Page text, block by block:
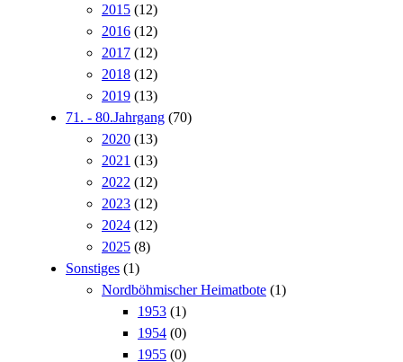
2015 (12)
2016 (12)
2017 (12)
2018 (12)
2019 (13)
71. - 80.Jahrgang (70)
2020 (13)
2021 (13)
2022 (12)
2023 (12)
2024 (12)
2025 (8)
Sonstiges (1)
Nordböhmischer Heimatbote (1)
1953 (1)
1954 (0)
1955 (0)